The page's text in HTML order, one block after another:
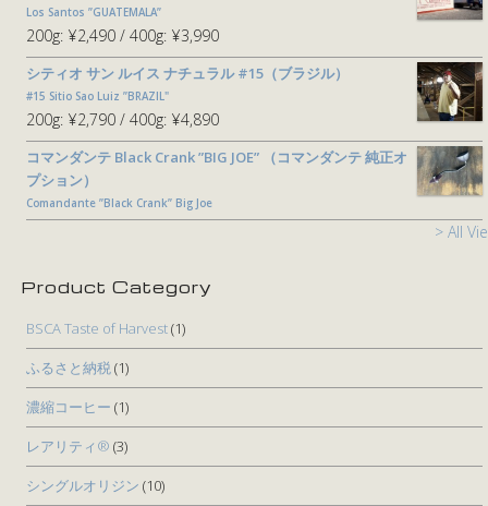
Los Santos ”GUATEMALA”
200g: ¥2,490 400g: ¥3,990
シティオ サン ルイス ナチュラル #15（ブラジル）
#15 Sitio Sao Luiz ”BRAZIL"
200g: ¥2,790 400g: ¥4,890
コマンダンテ Black Crank ”BIG JOE” （コマンダンテ 純正オ
プション）
Comandante ”Black Crank” Big Joe
> All
Product Category
BSCA Taste of Harvest(1)
ふるさと納税(1)
濃縮コーヒー (1)
レアリティ® (3)
シングルオリジン (10)